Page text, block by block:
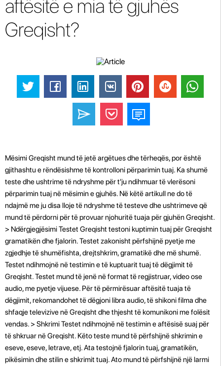
aftësitë e mia të gjuhës
Greqisht?
Mësimi Greqisht mund të jetë argëtues dhe tërheqës, por është
gjithashtu e rëndësishme të kontrolloni përparimin tuaj. Ka shumë
teste dhe ushtrime të ndryshme për t'ju ndihmuar të vlerësoni
përparimin tuaj në mësimin e gjuhës. Në këtë artikull ne do të
ndajmë me ju disa lloje të ndryshme të testeve dhe ushtrimeve që
mund të përdorni për të provuar njohuritë tuaja për gjuhën Greqisht.
> Ndërgjegjësimi Testet Greqisht testoni kuptimin tuaj për Greqisht
gramatikën dhe fjalorin. Testet zakonisht përfshijnë pyetje me
zgjedhje të shumëfishta, drejtshkrim, gramatikë dhe më shumë.
Testet ndihmojnë në testimin e të kuptuarit tuaj të dëgjimit të
Greqisht. Testet mund të jenë në format të regjistruar, video ose
audio, me pyetje vijuese. Për të përmirësuar aftësitë tuaja të
dëgjimit, rekomandohet të dëgjoni libra audio, të shikoni filma dhe
shfaqje televizive në Greqisht dhe thjesht të komunikoni me folësit
vendas. > Shkrimi Testet ndihmojnë në testimin e aftësisë suaj për
të shkruar në Greqisht. Këto teste mund të përfshijnë shkrimin e
eseve, eseve, letrave, etj. Ata testojnë fjalorin tuaj, gramatikën,
pikësimin dhe stilin e shkrimit tuaj. Ato mund të përfshijnë një larmi